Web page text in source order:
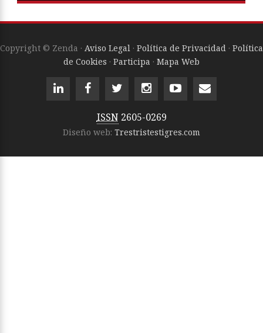
Copyright © Zenda · Aviso Legal · Política de Privacidad · Política
de Cookies · Participa · Mapa Web
ISSN 2605-0269
Diseño web: Trestristestigres.com